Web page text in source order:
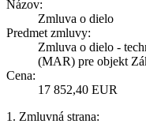
Názov:
Zmluva o dielo
Predmet zmluvy:
Zmluva o dielo -
(MAR) pre objekt
Cena:
17 852,40 EUR
1. Zmluvná strana: